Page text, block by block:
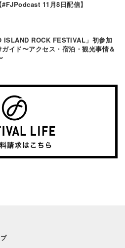
11月8日配信】
ISLAND ROCK FESTIVAL」初参加
イド〜アクセス・宿泊・観光事情＆